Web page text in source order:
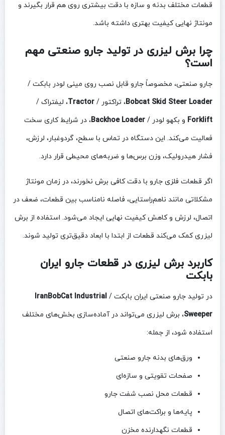
قطعات مختلف بدنه و سازه با دقت بیشتری روی هم قرار بگیرند و
مونتاژ نهایی کیفیت بهتری داشته باشد.
چرا برش لیزری در تولید جارو صنعتی مهم
است؟
جارو صنعتی، مخصوصاً جارو قابل نصب روی مینی لودر بابکت /
Bobcat Skid Steer Loader، تراکتور / Tractor، لیفتراک /
Forklift و بکهو لودر / Backhoe Loader، در شرایط کاری سخت
فعالیت می‌کند. این دستگاه در تماس با سطح، گردوغبار، لرزش،
فشار هیدرولیک، وزن برس‌ها و ضربه‌های محیطی قرار دارد.
اگر قطعات فلزی جارو با دقت کافی برش نخورند، در زمان مونتاژ
مشکلاتی مانند ناهم‌راستایی، فاصله نامناسب بین قطعات، ضعف در
اتصال، لرزش و کاهش کیفیت نهایی ایجاد می‌شود. استفاده از برش
لیزری کمک می‌کند قطعات از ابتدا با ابعاد دقیق‌تری تولید شوند.
کاربرد برش لیزری در قطعات جارو ایران
بابکت
در تولید جارو صنعتی ایران بابکت / IranBobCat Industrial
Sweeper، برش لیزری می‌تواند در آماده‌سازی بخش‌های مختلف
استفاده شود، از جمله:
ورق‌های بدنه جارو صنعتی
صفحات تقویتی و سازه‌ای
قطعات محل نصب شفت جارو
پایه‌ها و براکت‌های اتصال
قطعات نگهدارنده مخزن